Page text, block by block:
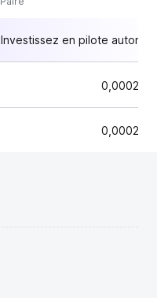
Investissez en pilote